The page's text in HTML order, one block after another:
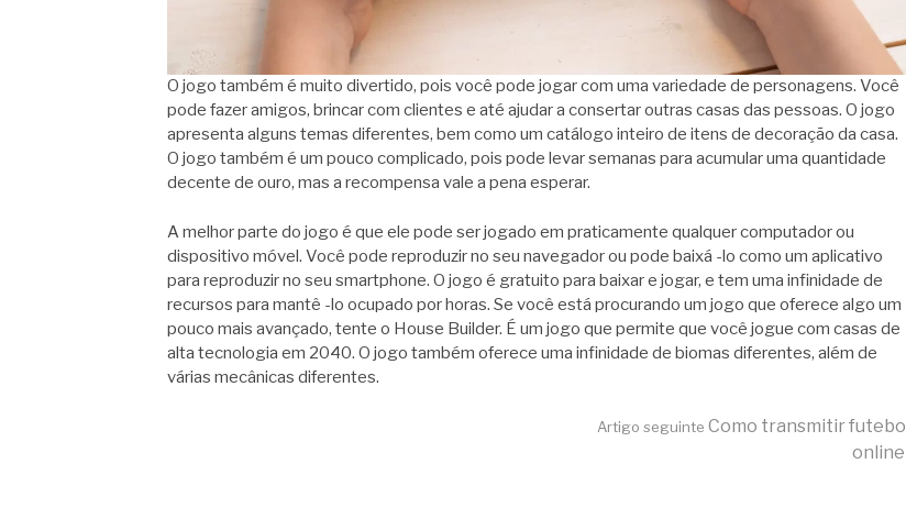
O jogo também é muito divertido, pois você pode jogar com uma variedade de personagens. Você
pode fazer amigos, brincar com clientes e até ajudar a consertar outras casas das pessoas. O jogo
apresenta alguns temas diferentes, bem como um catálogo inteiro de itens de decoração da casa.
O jogo também é um pouco complicado, pois pode levar semanas para acumular uma quantidade
decente de ouro, mas a recompensa vale a pena esperar.
A melhor parte do jogo é que ele pode ser jogado em praticamente qualquer computador ou
dispositivo móvel. Você pode reproduzir no seu navegador ou pode baixá -lo como um aplicativo
para reproduzir no seu smartphone. O jogo é gratuito para baixar e jogar, e tem uma infinidade de
recursos para mantê -lo ocupado por horas. Se você está procurando um jogo que oferece algo um
pouco mais avançado, tente o House Builder. É um jogo que permite que você jogue com casas de
alta tecnologia em 2040. O jogo também oferece uma infinidade de biomas diferentes, além de
várias mecânicas diferentes.
Artigo seguinte Como transmitir futebol
online